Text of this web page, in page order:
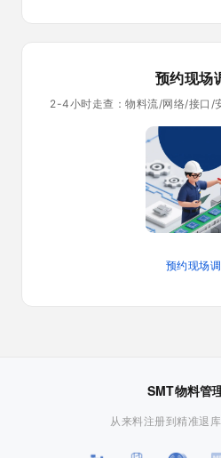
预约现场
2-4小时走查：物料流/网络/接口/
预约现场
SMT物料管
从来料注册到精准退